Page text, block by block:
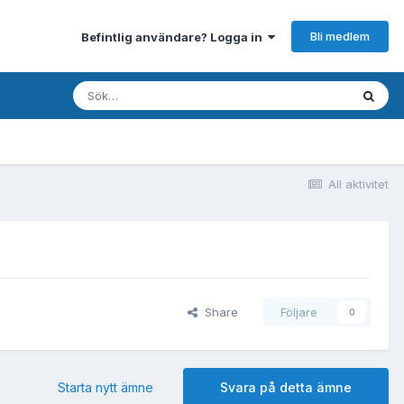
Befintlig användare? Logga in Bli medlem
All aktivitet
Share Följare 0
Svara på detta ämne
Starta nytt ämne